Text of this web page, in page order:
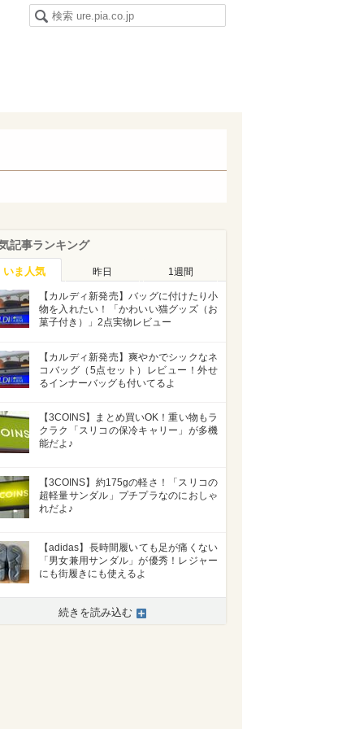
記事ランキング
いま人気 昨日 1週間
【カルディ新発売】バッグに付けたり小
物を入れたい！「かわいい猫グッズ（お
菓子付き）」2点実物レビュー
【カルディ新発売】爽やかでシックなネ
コバッグ（5点セット）レビュー！外せ
るインナーバッグも付いてるよ
【3COINS】まとめ買いOK！重い物もラ
クラク「スリコの保冷キャリー」が多機
能だよ♪
【3COINS】約175gの軽さ！「スリコの
超軽量サンダル」プチプラなのにおしゃ
れだよ♪
【adidas】長時間履いても足が痛くない
「男女兼用サンダル」が優秀！レジャー
にも街履きにも使えるよ
続きを読み込む